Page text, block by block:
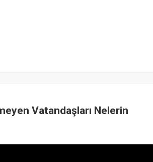
Vatandaşları Nelerin